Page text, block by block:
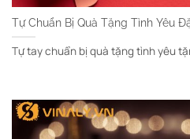
Tự Chuẩn Bị Quà Tặng Tình Yêu
Tự tay chuẩn bị quà tặng tình yêu